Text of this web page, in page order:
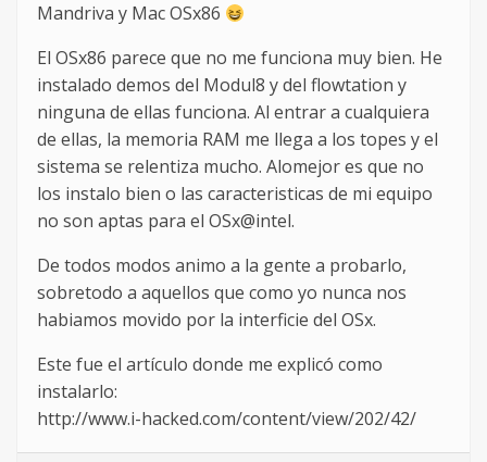
Mandriva y Mac OSx86
El OSx86 parece que no me funciona muy bien. He
instalado demos del Modul8 y del flowtation y
ninguna de ellas funciona. Al entrar a cualquiera
de ellas, la memoria RAM me llega a los topes y el
sistema se relentiza mucho. Alomejor es que no
los instalo bien o las caracteristicas de mi equipo
no son aptas para el OSx@intel.
De todos modos animo a la gente a probarlo,
sobretodo a aquellos que como yo nunca nos
habiamos movido por la interficie del OSx.
Este fue el artículo donde me explicó como
instalarlo:
http://www.i-hacked.com/content/view/202/42/